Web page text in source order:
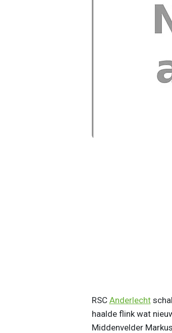
RSC Anderlecht
haalde flink wat
Middenvelder